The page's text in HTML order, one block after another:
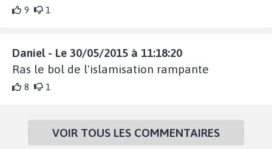
9 1
Daniel - Le 30/05/2015 à 11:18:20
Ras le bol de l'islamisation rampante
8 1
VOIR TOUS LES COMMENTAIRES